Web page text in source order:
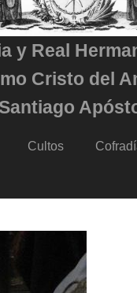
Real
Cristo del
Santiago
Cultos